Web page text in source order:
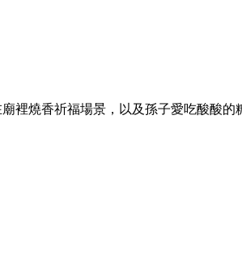
廟裡燒香祈福場景，以及孫子愛吃酸